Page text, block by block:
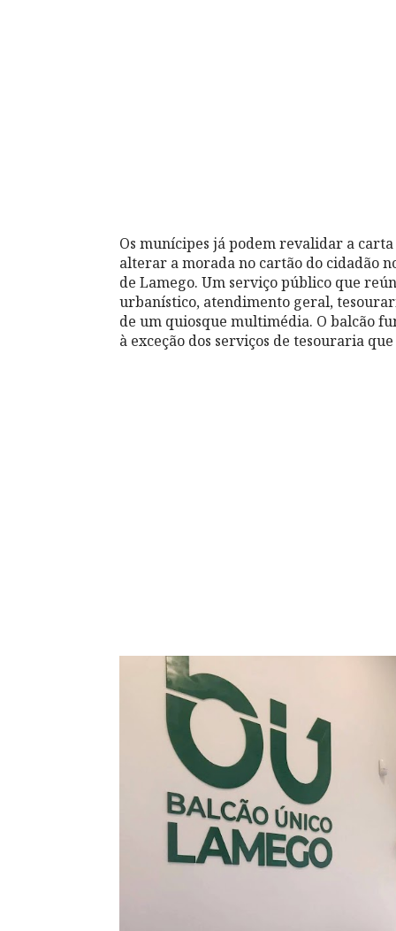
Os munícipes já podem revalidar a
alterar a morada no cartão do cidadão
de Lamego. Um serviço público que
urbanístico, atendimento geral,
de um quiosque multimédia. O balcão
à exceção dos serviços de tesouraria